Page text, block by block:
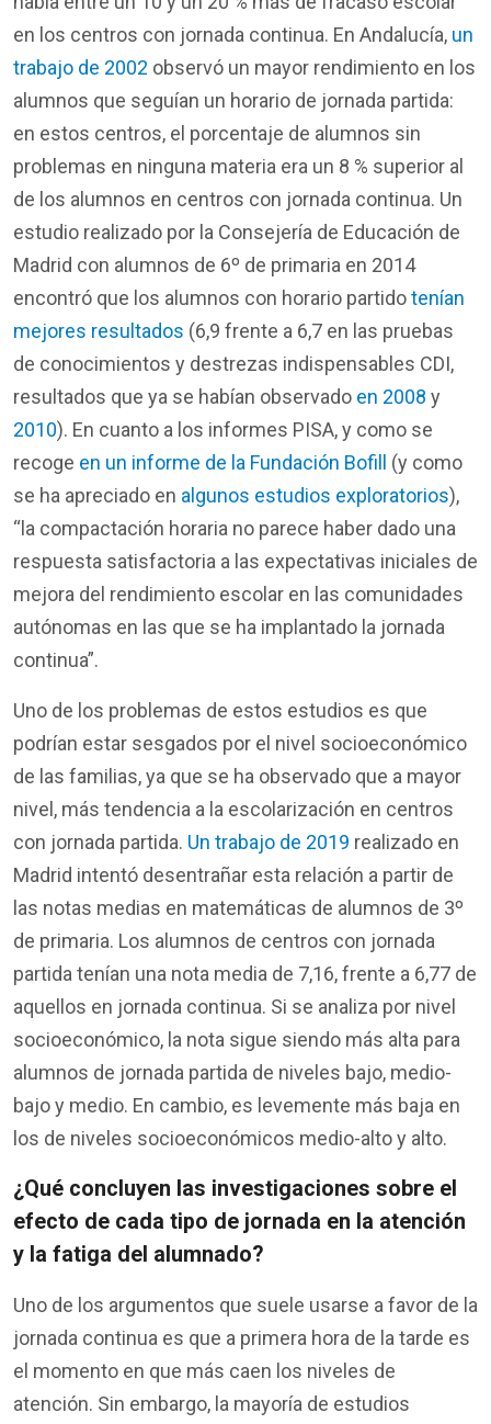
en los centros con jornada continua. En Andalucía, un
trabajo de 2002 observó un mayor rendimiento en los
alumnos que seguían un horario de jornada partida:
en estos centros, el porcentaje de alumnos sin
problemas en ninguna materia era un 8 % superior al
de los alumnos en centros con jornada continua. Un
estudio realizado por la Consejería de Educación de
Madrid con alumnos de 6º de primaria en 2014
encontró que los alumnos con horario partidotenían
mejores resultados (6,9 frente a 6,7 en las pruebas
de conocimientos y destrezas indispensables CDI,
resultados que ya se habían observado en 2008 y
2010). En cuanto a los informes PISA, y como se
recoge en un informe de la Fundación Bofill (y como
se ha apreciado en algunos estudios exploratorios),
“la compactación horaria no parece haber dado una
respuesta satisfactoria a las expectativas iniciales de
mejora del rendimiento escolar en las comunidades
autónomas en las que se ha implantado la jornada
continua”.
Uno de los problemas de estos estudios es que
podrían estar sesgados por el nivel socioeconómico
de las familias,ya que se ha observado que a mayor
nivel , más tendencia a la escolarización en centros
con jornada partida. Un trabajo de 2019 realizado en
Madrid intentó desentrañar esta relación a partir de
las notas medias en matemáticas de alumnos de 3º
de primaria. Los alumnos de centros con jornada
partida tenían una nota media de 7,16,frente a 6,77 de
aquellos en jornada continua. Si se analiza por nivel
socioeconómico, la nota sigue siendo más alta para
alumnos de jornada partida de niveles bajo, medio-
bajo y medio. En cambio, es levemente más baja en
los de niveles socioeconómicos medio-alto y alto.
¿Qué concluyen as investigaciones sobre el
efecto de cada tipo de jornada en la atención
y la fatiga del alumnado?
Uno de los argumentos que suele usarse a favor de la
jornada continua es que a primera hora de la tarde es
el momento en que más caen los niveles de
atención. Sin embargo, la mayoría de estudios